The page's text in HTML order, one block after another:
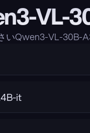
VL-
いQwen3-VL-30B-
it